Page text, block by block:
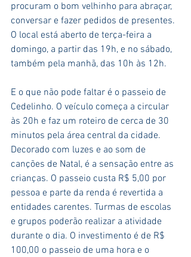
procuram o bom velhinho para abraçar,
conversar e fazer pedidos de presentes.
O local está aberto de terça-feira a
domingo, a partir das 19h, e no sábado,
também pela manhã, das 10h às 12h.
E o que não pode faltar é o passeio de
Cedelinho. O veículo começa a circular
às 20h e faz um roteiro de cerca de 30
minutos pela área central da cidade.
Decorado com luzes e ao som de
canções de Natal, é a sensação entre as
crianças. O passeio custa R$ 5,00 por
pessoa e parte da renda é revertida a
entidades carentes. Turmas de escolas
e grupos poderão realizar a atividade
durante o dia. O investimento é de R$
100,00 o passeio de uma hora e o